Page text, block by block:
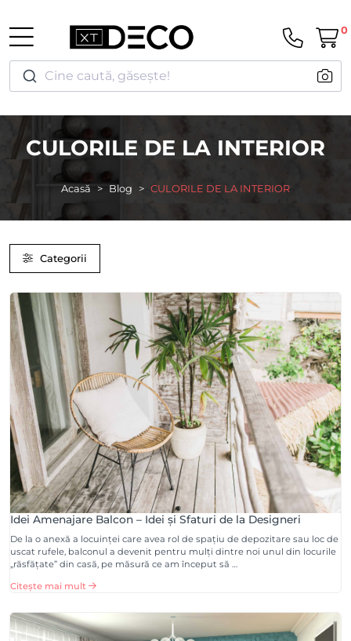
Cine caută, găsește!
0
CULORILE DE LA INTERIOR
Acasă Blog CULORILE DE LA INTERIOR
Categorii
Idei Amenajare Balcon – Idei și Sfaturi de la Designeri
De la o anexă a locuinței care avea rol de spațiu de depozitare sau loc de
uscat rufele, balconul a devenit pentru mulți dintre noi unul din locurile
„răsfățate” din casă, pe măsură ce am început să …
Citește mai mult